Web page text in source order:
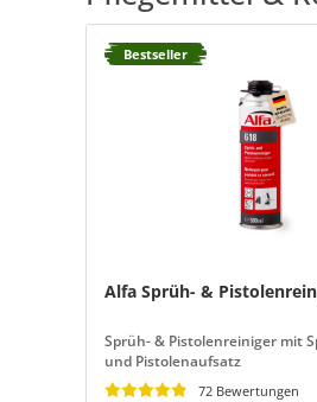
Bestseller
Alfa Sprüh- &
Sprüh- & Pistolenreiniger mit
und Pistolenaufsatz
72 Bewertungen